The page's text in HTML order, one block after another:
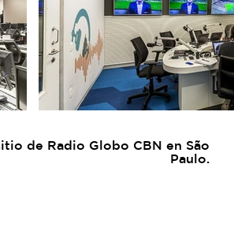
de Radio Globo CBN en São
Paulo.